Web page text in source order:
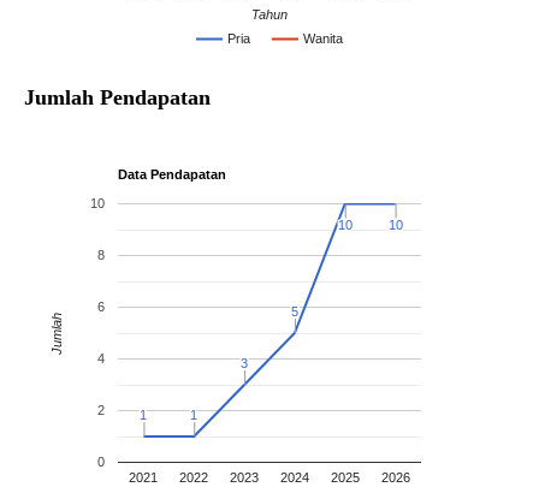
Pria Wanita
Tahun
Jumlah Pendapatan
Data Pendapatan
2021 2022 2023 2024 2025 2026
0
2
4
6
8
10
1
1 1
1
3
3
5
5
10
10 10
10
Jumlah